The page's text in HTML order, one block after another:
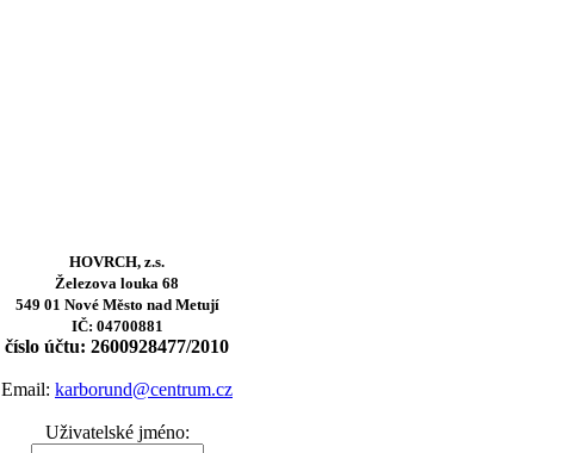
HOVRCH, z.s.
Železova louka 68
549 01 Nové Město nad Metují
IČ: 04700881
číslo účtu: 2600928477/2010
Email: karborund@centrum.cz
Uživatelské jméno: